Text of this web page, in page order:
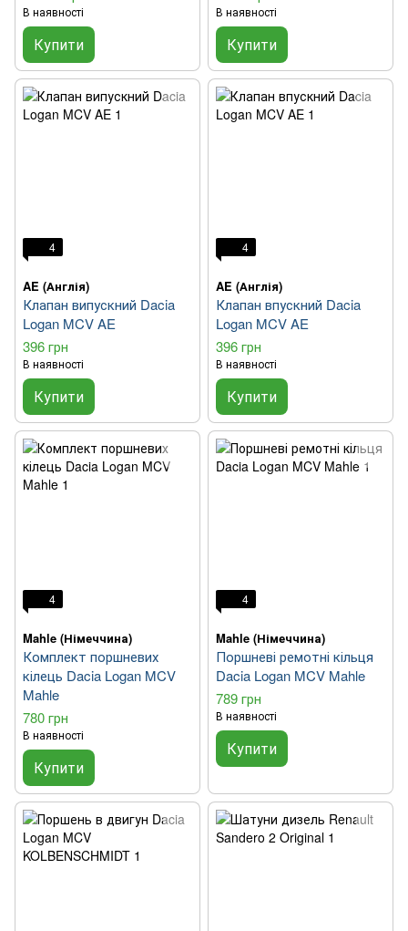
В наявності
Купити
В наявності
Купити
4
AE (Англія)
Клапан випускний Dacia
Logan MCV AE
396 грн
В наявності
Купити
4
AE (Англія)
Клапан впускний Dacia
Logan MCV AE
396 грн
В наявності
Купити
4
Mahle (Німеччина)
Комплект поршневих
кілець Dacia Logan MCV
Mahle
780 грн
В наявності
Купити
4
Mahle (Німеччина)
Поршневі ремотні кільця
Dacia Logan MCV Mahle
789 грн
В наявності
Купити